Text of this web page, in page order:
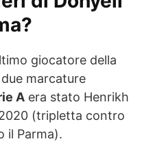
giocatore della
marcature
A era stato Henrikh
(tripletta contro
il Parma).